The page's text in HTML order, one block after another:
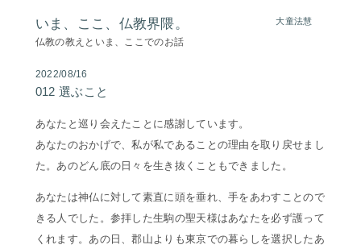
いま、ここ、仏教界隈。 大童法慧
仏教の教えといま、ここでのお話
2022/08/16
012 選ぶこと
あなたと巡り会えたことに感謝しています。
あなたのおかげで、私が私であることの理由を取り戻せまし
た。あのどん底の日々を生き抜くこともできました。
あなたは神仏に対して素直に頭を垂れ、手をあわすことので
きる人でした。参拝した生駒の聖天様はあなたを必ず護って
くれます。あの日、郡山よりも東京での暮らしを選択したあ